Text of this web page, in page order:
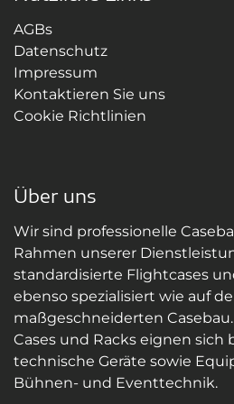
AGBs
Datenschutz
Impressum
Kontaktieren Sie uns
Cookie Richtlinien
Über uns
Wir sind professionelle
Rahmen unserer
standardisierte Flightcases
ebenso spezialisiert wie auf
maßgeschneiderten
Cases und Racks eignen sich
technische Geräte sowie
Bühnen- und Eventtechnik.